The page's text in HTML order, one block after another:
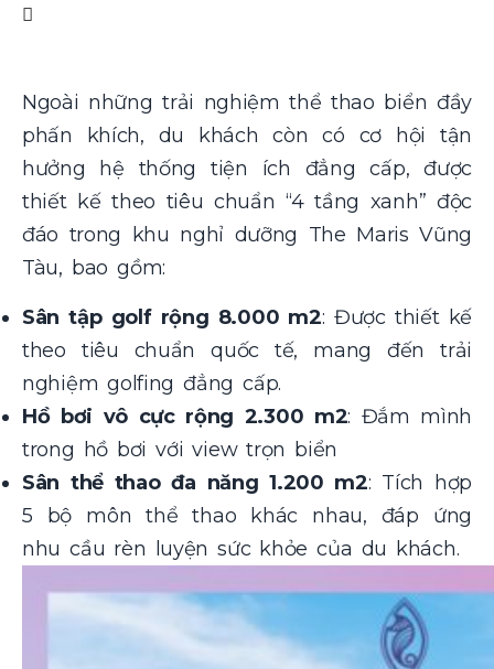
Ngoài những trải nghiệm thể thao biển đầy
phấn khích, du khách còn có cơ hội tận
hưởng hệ thống tiện ích đẳng cấp, được
thiết kế theo tiêu chuẩn “4 tầng xanh” độc
đáo trong khu nghỉ dưỡng The Maris Vũng
Tàu, bao gồm:
Sân tập golf rộng 8.000 m2: Được thiết kế
theo tiêu chuẩn quốc tế, mang đến trải
nghiệm golfing đẳng cấp.
Hồ bơi vô cực rộng 2.300 m2: Đắm mình
trong hồ bơi với view trọn biển
Sân thể thao đa năng 1.200 m2: Tích hợp
5 bộ môn thể thao khác nhau, đáp ứng
nhu cầu rèn luyện sức khỏe của du khách.